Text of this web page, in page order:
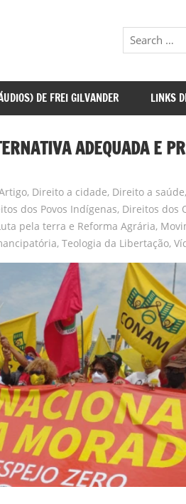
DE FREI GILVANDER LINKS
ADEQUADA E
, Direito a cidade, Direito a saúde,
dos Povos Indígenas, Direitos dos
pela terra e Reforma Agrária,
,Teologia da Libertação,